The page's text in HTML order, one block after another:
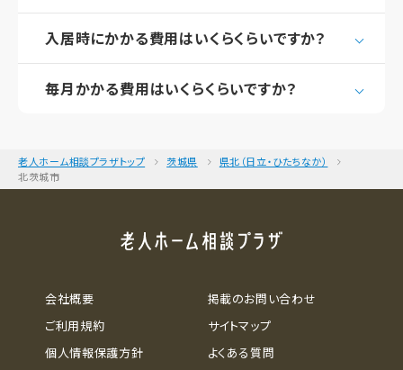
入居時にかかる費用はいくらくらいですか？
毎月かかる費用はいくらくらいですか？
老人ホーム相談プラザトップ 茨城県
県北（日立・ひたちなか）
北茨城市
会社概要
ご利用規約
個人情報保護方針
掲載のお問い合わせ
サイトマップ
よくある質問